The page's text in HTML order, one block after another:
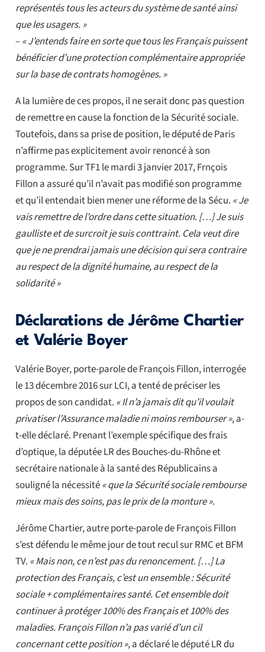
représentés tous les acteurs du système de santé ainsi
que les usagers. »
–« J’entends faire en sorte que tous les Français puissent
bénéficier d’une protection complémentaire appropriée
sur la base de contrats homogènes. »
A la lumière de ces propos, il ne serait donc pas question
de remettre en cause la fonction de la Sécurité sociale.
Toutefois, dans sa prise de position, le député de Paris
n’affirme pas explicitement avoir renoncé à son
programme. Sur TF1 le mardi 3 janvier 2017, Frnçois
Fillon a assuré qu’il n’avait pas modifié son programme
et qu’il entendait bien mener une réforme de la Sécu. « Je
vais remettre de l’ordre dans cette situation. […] Je suis
gaulliste et de surcroit je suis conttraint. Cela veut dire
que je ne prendrai jamais une décision qui sera contraire
au respect de la dignité humaine, au respect de la
solidarité »
Déclarations de Jérôme Chartier
et Valérie Boyer
Valérie Boyer, porte-parole de François Fillon, interrogée
le 13 décembre 2016 sur LCI, a tenté de préciser les
propos de son candidat. « Il n’a jamais dit qu’il voulait
privatiser l’Assurance maladie ni moins rembourser », a-
t-elle déclaré. Prenant l’exemple spécifique des frais
d’optique, la députée LR des Bouches-du-Rhône et
secrétaire nationale à la santé des Républicains a
souligné la nécessité« que la Sécurité sociale rembourse
mieux mais des soins, pas le prix de la monture ».
Jérôme Chartier, autre porte-parole de François Fillon
s’est défendu le même jour de tout recul sur RMC et BFM
TV. « Mais non, ce n’est pas du renoncement. […] La
protection des Français, c’est un ensemble : Sécurité
sociale + complémentaires santé. Cet ensemble doit
continuer à protéger 100% des Français et 100% des
maladies. François Fillon n’a pas varié d’un cil
concernant cette position »,a déclaré le député LR du